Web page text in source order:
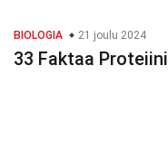
BIOLOGIA 21 joulu 2024
33 Faktaa Proteiini